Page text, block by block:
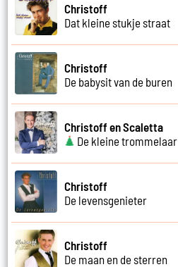
Christoff
Dat kleine stukje straat
Christoff
De babysit van de buren
Christoff en Scaletta
De kleine trommelaar
Christoff
De levensgenieter
Christoff
De maan en de sterren